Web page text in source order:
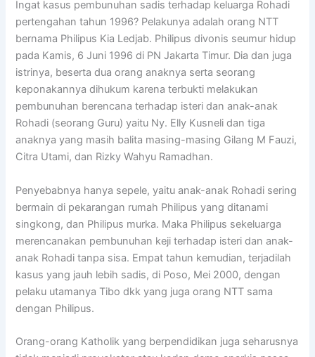
Ingat kasus pembunuhan sadis terhadap keluarga Rohadi
pertengahan tahun 1996? Pelakunya adalah orang NTT
bernama Philipus Kia Ledjab. Philipus divonis seumur hidup
pada Kamis, 6 Juni 1996 di PN Jakarta Timur. Dia dan juga
istrinya, beserta dua orang anaknya serta seorang
keponakannya dihukum karena terbukti melakukan
pembunuhan berencana terhadap isteri dan anak-anak
Rohadi (seorang Guru) yaitu Ny. Elly Kusneli dan tiga
anaknya yang masih balita masing-masing Gilang M Fauzi,
Citra Utami, dan Rizky Wahyu Ramadhan.
Penyebabnya hanya sepele, yaitu anak-anak Rohadi sering
bermain di pekarangan rumah Philipus yang ditanami
singkong, dan Philipus murka. Maka Philipus sekeluarga
merencanakan pembunuhan keji terhadap isteri dan anak-
anak Rohadi tanpa sisa. Empat tahun kemudian, terjadilah
kasus yang jauh lebih sadis, di Poso, Mei 2000, dengan
pelaku utamanya Tibo dkk yang juga orang NTT sama
dengan Philipus.
Orang-orang Katholik yang berpendidikan juga seharusnya